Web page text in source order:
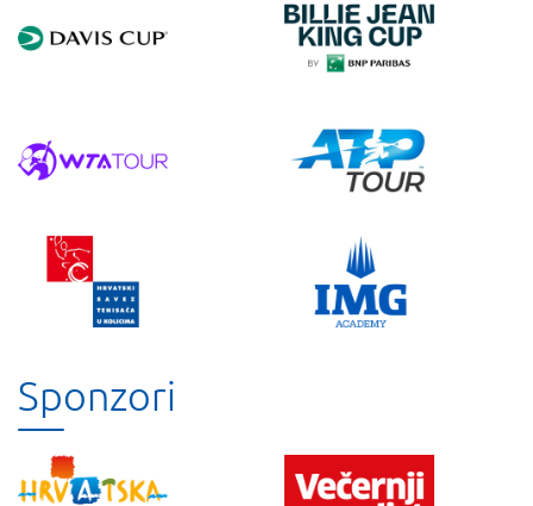
Sponzori